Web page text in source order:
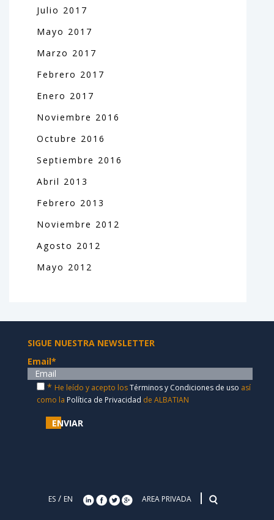
Julio 2017
Mayo 2017
Marzo 2017
Febrero 2017
Enero 2017
Noviembre 2016
Octubre 2016
Septiembre 2016
Abril 2013
Febrero 2013
Noviembre 2012
Agosto 2012
Mayo 2012
SIGUE NUESTRA NEWSLETTER
Email*
* He leído y acepto losTérminos y Condiciones de uso así
como la Política de Privacidad de ALBATIAN
ENVIAR
ES / EN AREA PRIVADA